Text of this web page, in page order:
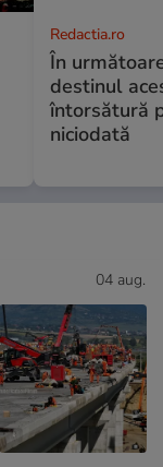
Redactia.ro
În
destinul
întorsătură
niciodată
04 aug.